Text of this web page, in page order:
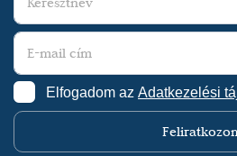
Elfogadom az Adatkezelési